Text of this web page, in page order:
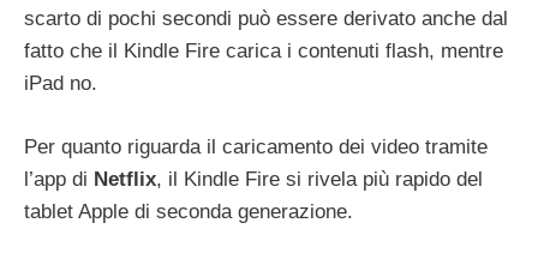
scarto di pochi secondi può essere derivato anche dal
fatto che il Kindle Fire carica i contenuti flash, mentre
iPad no.
Per quanto riguarda il caricamento dei video tramite
l’app di Netflix, il Kindle Fire si rivela più rapido del
tablet Apple di seconda generazione.